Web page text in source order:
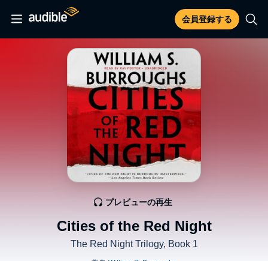
会員登録する
Cities of the Red Night
The Red Night Trilogy, Book 1
プレビューの再生